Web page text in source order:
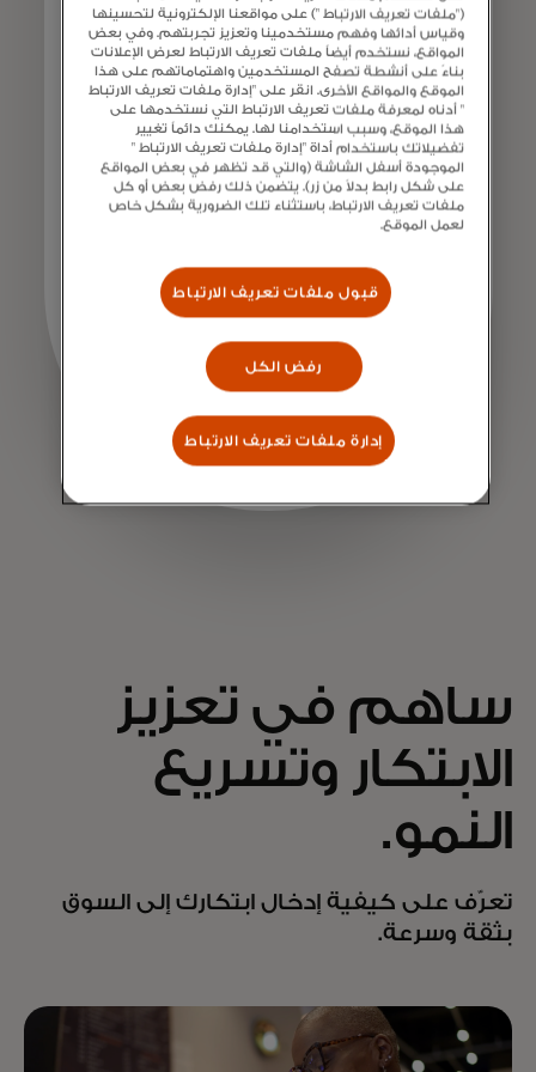
Giesecke+Devrient
ساهم في تعزيز
الابتكار وتسريع
النمو.
تعرّف على كيفية إدخال ابتكارك إلى السوق
بثقة وسرعة.
("ملفات تعريف الارتباط ") على مواقعنا الإلكترونية لتحسينها
وقياس أدائها وفهم مستخدمينا وتعزيز تجربتهم. وفي بعض
المواقع، نستخدم أيضاً ملفات تعريف الارتباط لعرض الإعلانات
بناءً على أنشطة تصفح المستخدمين واهتماماتهم على هذا
الموقع والمواقع الأخرى. انقر على "إدارة ملفات تعريف الارتباط
" أدناه لمعرفة ملفات تعريف الارتباط التي نستخدمها على
هذا الموقع، وسبب استخدامنا لها. يمكنك دائماً تغيير
تفضيلاتك باستخدام أداة "إدارة ملفات تعريف الارتباط "
الموجودة أسفل الشاشة (والتي قد تظهر في بعض المواقع
على شكل رابط بدلاً من زر). يتضمن ذلك رفض بعض أو كل
ملفات تعريف الارتباط، باستثناء تلك الضرورية بشكل خاص
لعمل الموقع.
قبول ملفات تعريف الارتباط
رفض الكل
إدارة ملفات تعريف الارتباط